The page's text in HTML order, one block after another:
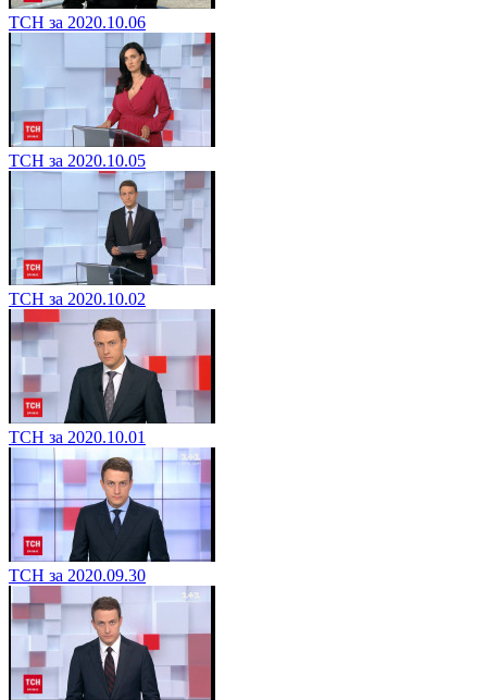
ТСН за 2020.10.06
ТСН за 2020.10.05
ТСН за 2020.10.02
ТСН за 2020.10.01
ТСН за 2020.09.30